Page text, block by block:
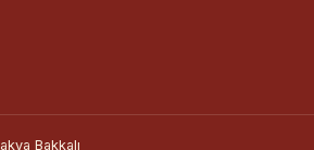
Bakkalı